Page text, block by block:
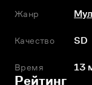
Жанр
Качество SD
Время 13
Рейтинг